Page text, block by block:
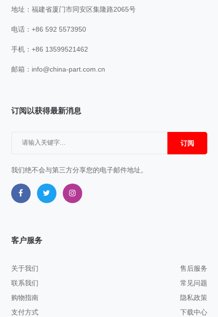
地址：福建省厦门市同安区集隆路2065号
电话：+86 592 5573950
手机：+86 13599521462
邮箱： info@china-part.com.cn
订阅以获得最新消息
订阅
我们绝不会与第三方分享您的电子邮件地址。
客户服务
关于我们
联系我们
购物指南
支付方式
售后服务
常见问题
隐私政策
下载中心